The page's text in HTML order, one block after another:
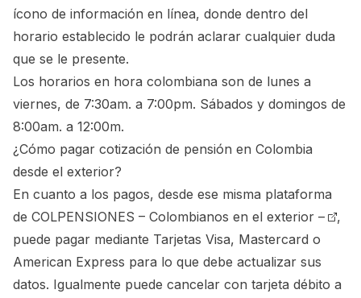
ícono de información en línea, donde dentro del
horario establecido le podrán aclarar cualquier duda
que se le presente.
Los horarios en hora colombiana son de lunes a
viernes, de 7:30am. a 7:00pm. Sábados y domingos de
8:00am. a 12:00m.
¿Cómo pagar cotización de pensión en Colombia
desde el exterior?
En cuanto a los pagos, desde ese misma plataforma
de COLPENSIONES – Colombianos en el exterior –
,
puede pagar mediante Tarjetas Visa, Mastercard o
American Express para lo que debe actualizar sus
datos. Igualmente puede cancelar con tarjeta débito a